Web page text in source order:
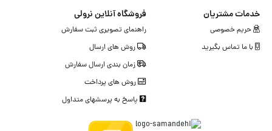
خدمات مشتریان
حریم خصوصی
با ما تماس بگیرید
فروشگاه آنلاین نرولی
راهنمای تصویری ثبت سفارش
روش های ارسال
زمان بندی ارسال سفارش
روش های پرداخت
پاسخ به پرسشهای متداول